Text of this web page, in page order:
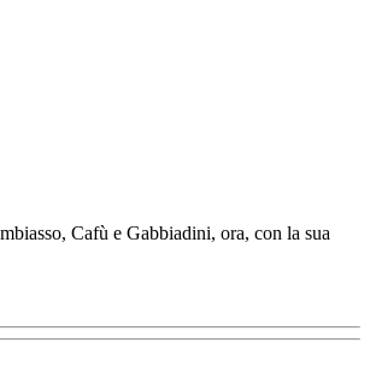
Cafù e Gabbiadini, ora, con la sua